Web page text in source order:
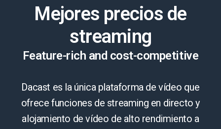
Mejores precios de
streaming
Feature-rich and cost-competitive
Dacast es la única plataforma de vídeo que
ofrece funciones de streaming en directo y
alojamiento de vídeo de alto rendimiento a